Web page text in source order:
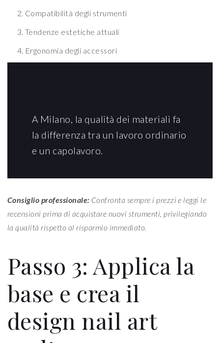
Compatibilità degli strumenti
Tendenze estetiche attuali
Ergonomia degli accessori
A Milano, la qualità dei materiali fa
la differenza tra un lavoro ordinario
e un capolavoro.
Consiglio professionale: Confronta sempre i prezzi e leggi le
recensioni prima di acquistare nuovi strumenti, privilegiando
la qualità rispetto al risparmio immediato.
Passo 3: Applica la
base e crea il
design nail art